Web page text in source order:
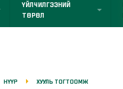
ҮЙЛЧИЛГЭЭНИЙ
ТӨРӨЛ
НҮҮР ХУУЛЬ ТОГТООМЖ